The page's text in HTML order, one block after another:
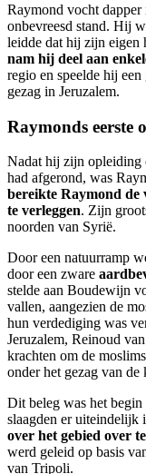
Raymond vocht
onbevreesd stand. Hij
leidde dat hij zijn eigen
nam hij deel aan
regio en speelde hij
gezag in Jeruzalem.
Raymonds eerste
Nadat hij zijn opleiding
had afgerond, was
bereikte Raymond de
te verleggen. Zijn
noorden van Syrië.
Door een natuurramp
door een zware
stelde aan Boudewijn
vallen, aangezien de
hun verdediging was
Jeruzalem, Reinoud
krachten om de
onder het gezag van de
Dit beleg was het
slaagden er uiteindelijk
over het gebied over
werd geleid op basis
van Tripoli.